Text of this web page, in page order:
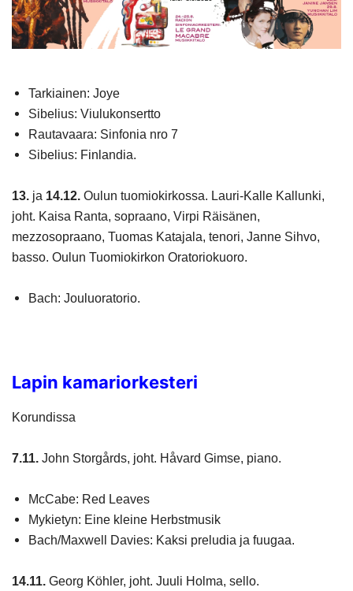
Tarkiainen: Joye
Sibelius: Viulukonsertto
Rautavaara: Sinfonia nro 7
Sibelius: Finlandia.
13. ja 14.12. Oulun tuomiokirkossa. Lauri-Kalle Kallunki,
joht. Kaisa Ranta, sopraano, Virpi Räisänen,
mezzosopraano, Tuomas Katajala, tenori, Janne Sihvo,
basso. Oulun Tuomiokirkon Oratoriokuoro.
Bach: Jouluoratorio.
Lapin kamariorkesteri
Korundissa
7.11. John Storgårds, joht. Håvard Gimse, piano.
McCabe: Red Leaves
Mykietyn: Eine kleine Herbstmusik
Bach/Maxwell Davies: Kaksi preludia ja fuugaa.
14.11. Georg Köhler, joht. Juuli Holma, sello.